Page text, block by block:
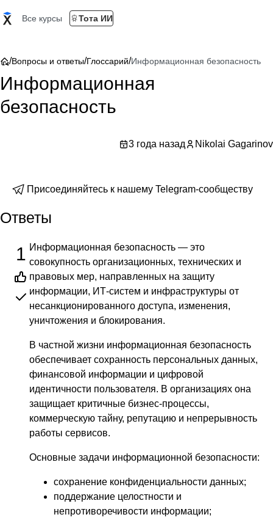
Все курсы Тота ИИ
/Вопросы и ответы/Глоссарий/Информационная безопасность
Информационная
безопасность
3 года назад Nikolai Gagarinov
Присоединяйтесь к нашему Telegram-сообществу
Ответы
1 Информационная безопасность — это
совокупность организационных, технических и
правовых мер, направленных на защиту
информации, ИТ-систем и инфраструктуры от
несанкционированного доступа, изменения,
уничтожения и блокирования.
В частной жизни информационная безопасность
обеспечивает сохранность персональных данных,
финансовой информации и цифровой
идентичности пользователя. В организациях она
защищает критичные бизнес-процессы,
коммерческую тайну, репутацию и непрерывность
работы сервисов.
Основные задачи информационной безопасности:
сохранение конфиденциальности данных;
поддержание целостности и
непротиворечивости информации;